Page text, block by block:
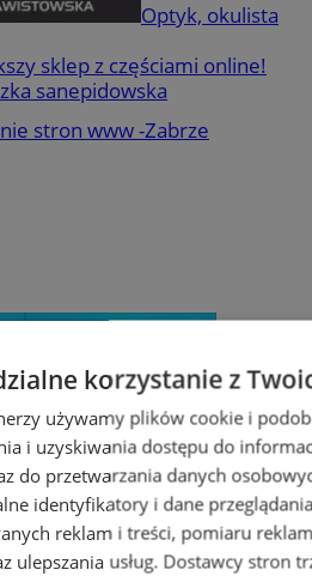
Optyk, okulista
sklep z częściami online!
sanepidowska
stron www -Zabrze
korzystanie z
używamy plików cookie i
i uzyskiwania dostępu do
do przetwarzania danych
identyfikatory i dane
reklam i treści, pomiaru
ulepszania usług. Dostawcy stron